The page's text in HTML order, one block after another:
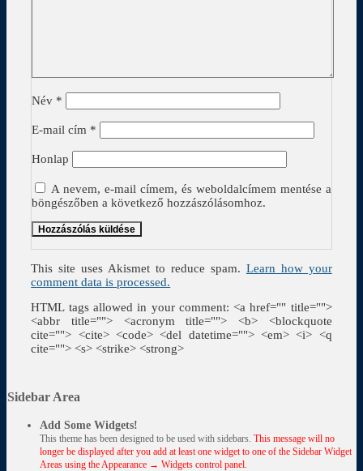
Név *
E-mail cím *
Honlap
A nevem, e-mail címem, és weboldalcímem mentése a
böngészőben a következő hozzászólásomhoz.
This site uses Akismet to reduce spam. Learn how your
comment data is processed.
HTML tags allowed in your comment: <a href="" title="">
<abbr title=""> <acronym title=""> <b> <blockquote
cite=""> <cite> <code> <del datetime=""> <em> <i> <q
cite=""> <s> <strike> <strong>
Sidebar Area
Add Some Widgets!
This theme has been designed to be used with sidebars. This message will no
longer be displayed after you add at least one widget to one of the Sidebar Widget
Areas using the Appearance → Widgets control panel.